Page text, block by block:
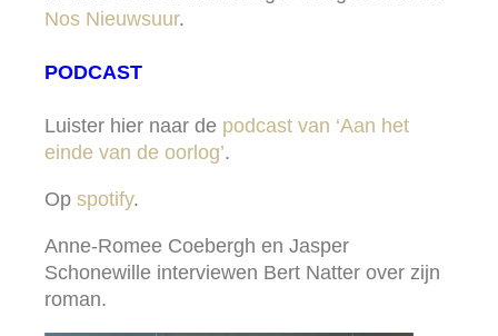
Nos Nieuwsuur.
PODCAST
Luister hier naar de podcast van ‘Aan het
einde van de oorlog’.
Op spotify.
Anne-Romee Coebergh en Jasper
Schonewille interviewen Bert Natter over zijn
roman.